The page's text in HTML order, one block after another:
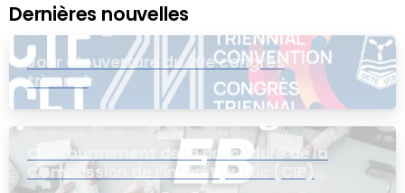
Dernières nouvelles
Jour d’ouverture du 20e congrès
triennal
Contournement de la procédure de la
Commission de l’intérêt public (CIP)